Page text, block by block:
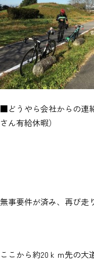
■どうやら会社からの連
さん有給休暇）
無事要件が済み、再び走
ここから約20ｋｍ先の大